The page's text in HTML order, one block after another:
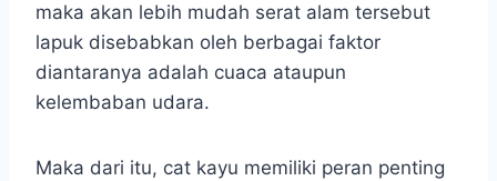
maka akan lebih mudah serat alam tersebut
lapuk disebabkan oleh berbagai faktor
diantaranya adalah cuaca ataupun
kelembaban udara.
Maka dari itu, cat kayu memiliki peran penting